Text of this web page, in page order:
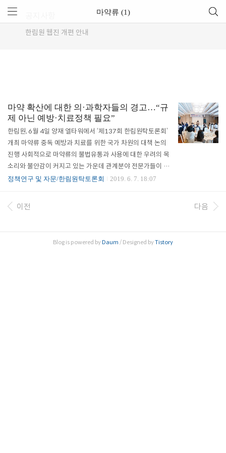
한림원 웹진 개편 안내
마약류 (1)
마약 확산에 대한 의·과학자들의 경고…“규
제 아닌 예방·치료정책 필요”
한림원, 6월 4일 양재 엘타워에서 ‘제137회 한림원탁토론회’
개최 마약류 중독 예방과 치료를 위한 국가 차원의 대책 논의
진행 사회적으로 마약류의 불법유통과 사용에 대한 우려의 목
소리와 불안감이 커지고 있는 가운데 관계분야 전문가들이 한
자리에 모여 마약류 중독으로부터 국민을 보호하기 위한 국가
학기술한림원(원장 한민구·이하 한림원)은 6월 4일(수) 오후
3시 양재 엘타워에서 ‘국내 마약류 사용의 실태와 대책’을 주
유지할 때 주어지는 지위를 말한다. 우리나라는 2015년 마약
정책연구 및 자문/한림원탁토론회 2019. 6. 7. 18:07
이전 다음
Blog is powered byDaum / Designed byTistory